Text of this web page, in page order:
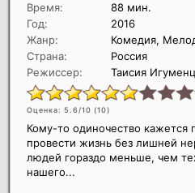
Время:
88 мин.
Год:
2016
Жанр:
Комедия,
Страна:
Россия
Режиссер:
Таисия
Оценка: 5.6/10 (10)
Кому-то одиночество кажется
провести жизнь без лишней
людей гораздо меньше, чем
нашего...